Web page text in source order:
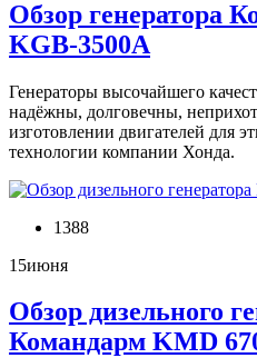
Обзор генератора
KGB-3500A
Генераторы высочайшего
надёжны, долговечны,
изготовлении двигателей для
технологии компании Хонда.
1388
15июня
Обзор дизельного
Командарм KMD